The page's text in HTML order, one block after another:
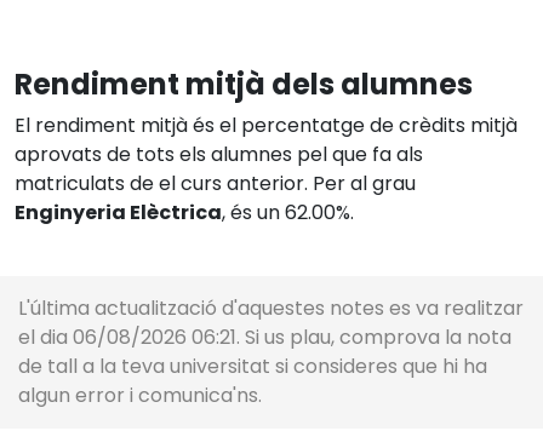
Rendiment mitjà dels alumnes
El rendiment mitjà és el percentatge de crèdits mitjà
aprovats de tots els alumnes pel que fa als
matriculats de el curs anterior. Per al grau
Enginyeria Elèctrica, és un 62.00%.
L'última actualització d'aquestes notes es va realitzar
el dia 06/08/2026 06:21. Si us plau, comprova la nota
de tall a la teva universitat si consideres que hi ha
algun error i comunica'ns.